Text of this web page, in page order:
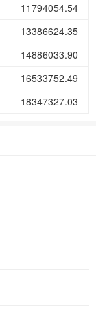
11794054.54
13386624.35
14886033.90
16533752.49
18347327.03